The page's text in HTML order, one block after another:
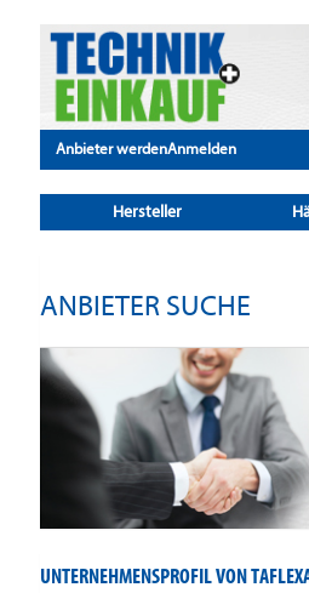
Anbieter werdenAnmelden
Hersteller
ANBIETER SUCHE
UNTERNEHMENSPROFIL VON